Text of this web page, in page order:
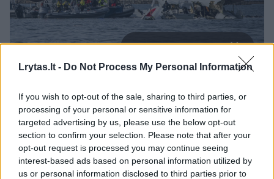
Lrytas.lt - Do Not Process My Personal Information
If you wish to opt-out of the sale, sharing to third parties, or
processing of your personal or sensitive information for
targeted advertising by us, please use the below opt-out
section to confirm your selection. Please note that after your
opt-out request is processed you may continue seeing
interest-based ads based on personal information utilized by
us or personal information disclosed to third parties prior to
Daugiau nuotraukų (1)
Sraigtasparnis, su kuriuo susidūręs sudužo
lėktuvas, skrido aukščiau nei leidžiama.
Viršutinė riba šiuose maršrutuose yra 200
pėdų (60 metrų). JAV prezidentas Donaldas
Trumpas savo socialiniame tinkle „Truth